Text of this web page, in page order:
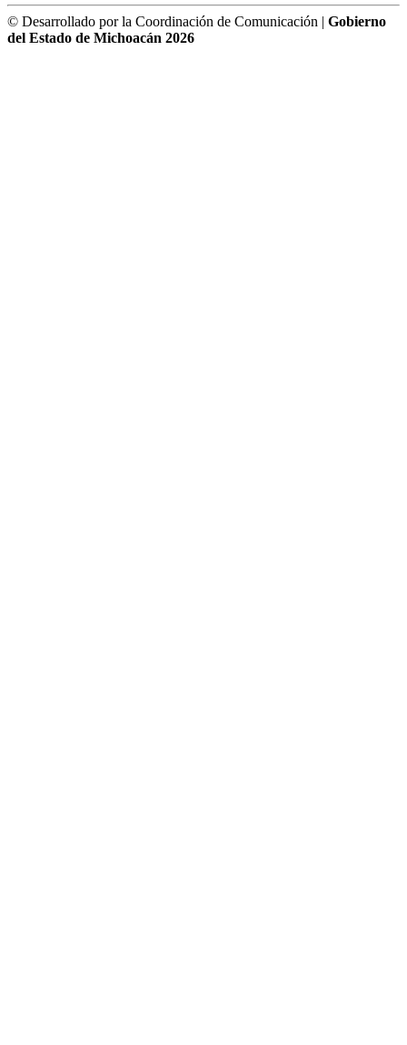
© Desarrollado por la Coordinación de Comunicación | Gobierno
del Estado de Michoacán 2026